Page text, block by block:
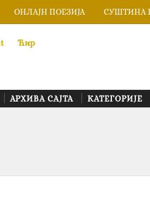
ОНЛАЈН ПОЕЗИЈА СУШТИНА
Ћир
АРХИВА САЈТА КАТЕГОРИЈЕ